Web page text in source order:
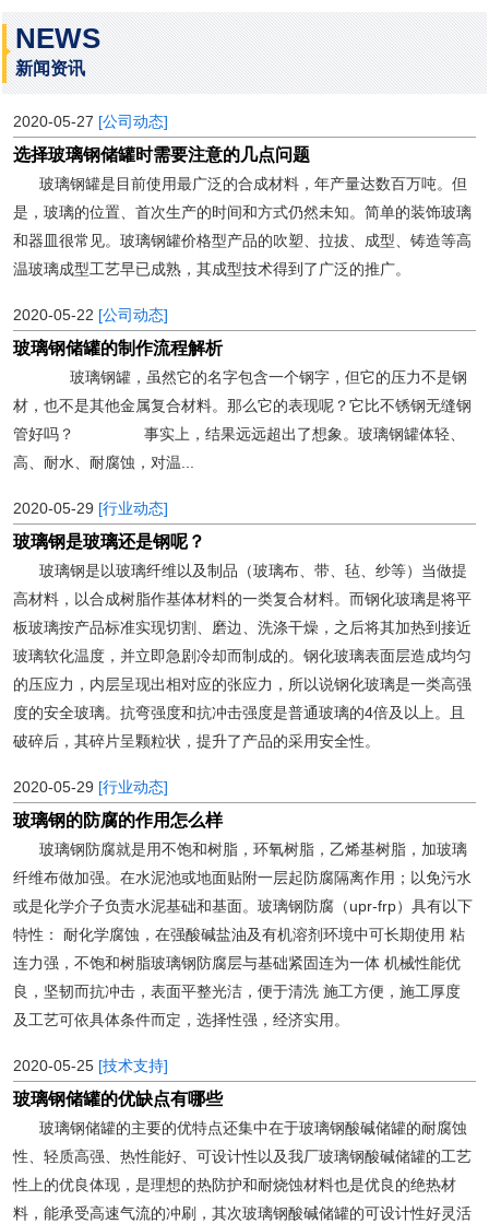
NEWS
新闻资讯
2020-05-27 [公司动态]
选择玻璃钢储罐时需要注意的几点问题
玻璃钢罐是目前使用最广泛的合成材料，年产量达数百万吨。但
是，玻璃的位置、首次生产的时间和方式仍然未知。简单的装饰玻璃
和器皿很常见。玻璃钢罐价格型产品的吹塑、拉拔、成型、铸造等高
温玻璃成型工艺早已成熟，其成型技术得到了广泛的推广。
2020-05-22 [公司动态]
玻璃钢储罐的制作流程解析
玻璃钢罐，虽然它的名字包含一个钢字，但它的压力不是钢
材，也不是其他金属复合材料。那么它的表现呢？它比不锈钢无缝钢
管好吗？ 事实上，结果远远超出了想象。玻璃钢罐体轻、
高、耐水、耐腐蚀，对温...
2020-05-29 [行业动态]
玻璃钢是玻璃还是钢呢？
玻璃钢是以玻璃纤维以及制品（玻璃布、带、毡、纱等）当做提
高材料，以合成树脂作基体材料的一类复合材料。而钢化玻璃是将平
板玻璃按产品标准实现切割、磨边、洗涤干燥，之后将其加热到接近
玻璃软化温度，并立即急剧冷却而制成的。钢化玻璃表面层造成均匀
的压应力，内层呈现出相对应的张应力，所以说钢化玻璃是一类高强
度的安全玻璃。抗弯强度和抗冲击强度是普通玻璃的4倍及以上。且
破碎后，其碎片呈颗粒状，提升了产品的采用安全性。
2020-05-29 [行业动态]
玻璃钢的防腐的作用怎么样
玻璃钢防腐就是用不饱和树脂，环氧树脂，乙烯基树脂，加玻璃
纤维布做加强。在水泥池或地面贴附一层起防腐隔离作用；以免污水
或是化学介子负责水泥基础和基面。玻璃钢防腐（upr-frp）具有以下
特性： 耐化学腐蚀，在强酸碱盐油及有机溶剂环境中可长期使用 粘
连力强，不饱和树脂玻璃钢防腐层与基础紧固连为一体 机械性能优
良，坚韧而抗冲击，表面平整光洁，便于清洗 施工方便，施工厚度
及工艺可依具体条件而定，选择性强，经济实用。
2020-05-25 [技术支持]
玻璃钢储罐的优缺点有哪些
玻璃钢储罐的主要的优特点还集中在于玻璃钢酸碱储罐的耐腐蚀
性、轻质高强、热性能好、可设计性以及我厂玻璃钢酸碱储罐的工艺
性上的优良体现，是理想的热防护和耐烧蚀材料也是优良的绝热材
料，能承受高速气流的冲刷，其次玻璃钢酸碱储罐的可设计性好灵活